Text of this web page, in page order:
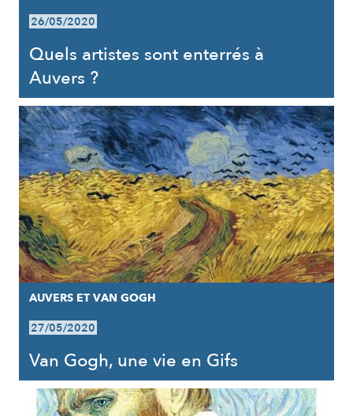
26/05/2020
Quels artistes sont enterrés à
Auvers ?
AUVERS ET VAN GOGH
27/05/2020
Van Gogh, une vie en Gifs